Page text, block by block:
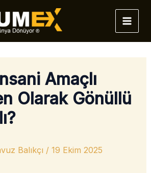
Amaçlı
Olarak Gönüllü
Balıkçı / 19 Ekim 2025